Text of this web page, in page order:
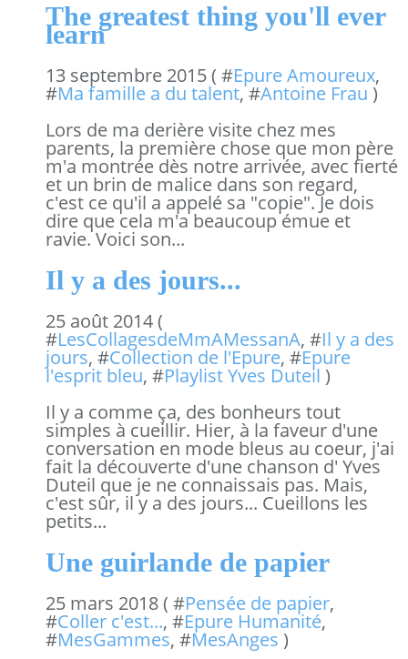
The greatest thing you'll ever
learn
13 septembre 2015 ( #Epure Amoureux,
#Ma famille a du talent, #Antoine Frau )
Lors de ma derière visite chez mes
parents, la première chose que mon père
m'a montrée dès notre arrivée, avec fierté
et un brin de malice dans son regard,
c'est ce qu'il a appelé sa "copie". Je dois
dire que cela m'a beaucoup émue et
ravie. Voici son...
Il y a des jours...
25 août 2014 (
#LesCollagesdeMmAMessanA, #Il y a des
jours, #Collection de l'Epure, #Epure
l'esprit bleu, #Playlist Yves Duteil )
Il y a comme ça, des bonheurs tout
simples à cueillir. Hier, à la faveur d'une
conversation en mode bleus au coeur, j'ai
fait la découverte d'une chanson d' Yves
Duteil que je ne connaissais pas. Mais,
c'est sûr, il y a des jours... Cueillons les
petits...
Une guirlande de papier
25 mars 2018 ( #Pensée de papier,
#Coller c'est..., #Epure Humanité,
#MesGammes, #MesAnges )